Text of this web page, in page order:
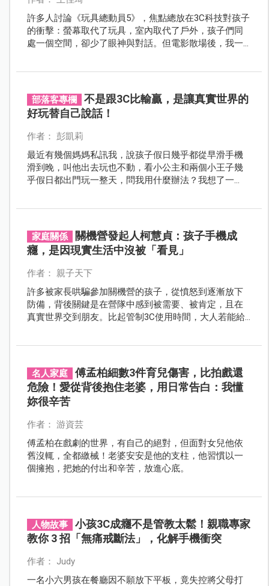
許多人討論《玩具總動員5》，焦點總放在3C科技對孩子
的衝擊：螢幕取代了玩具，室內取代了戶外，孩子們同
處一個空間，卻少了眼神與對話。但電影散場後，我一
部落客專欄
不是跟3C比輸贏，是讓真實世界的
好玩替自己說話！
作者： 彭凱莉
最近有幾個媽媽私訊我，說孩子假日幾乎都從早滑手機
滑到晚，叫他出去玩也不動，看小公主和兩個小王子幾
乎假日都出門玩一整天，問我用什麼辦法？我想了一
家庭關係
關機營發起人柯慧貞：孩子手機成
癮，是因現實生活中沒被「看見」
作者： 親子天下
許多被家長哄騙參加關機營的孩子，從憤怒到逐漸放下
防備，背後關鍵是在營隊中感到被需要、被肯定，且在
真實世界交到朋友。比起管制3C使用時間，大人若能給
名人家庭
傅孟柏細數3件育兒傷害，比拍戲還
危險！愛從背後抱住老婆，用日常告白：我懂
妳很辛苦
作者： 游資芸
傅孟柏在戲劇的世界，有自己的絕對，但面對女兒他依
舊沒輒，全都繳械！老婆安安是他的支柱，他習慣以一
個擁抱，把她的付出和辛苦，放進心底。
人物故事
小孩3C成癮不是管教太鬆！親職專家
教你 3 招「無痛戒斷法」，化解手機衝突
作者： Judy
一名小六男孩在餐廳因不願放下平板，竟失控將父母打